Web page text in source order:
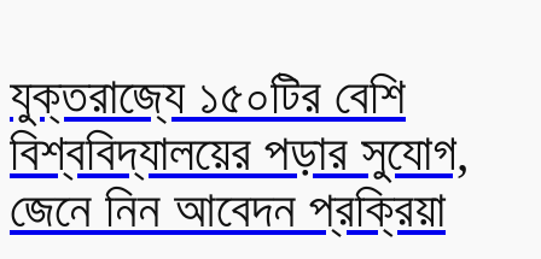
যুক্তরাজ্যে ১৫০টির বেশি
বিশ্ববিদ্যালয়ের পড়ার সুযোগ,
জেনে নিন আবেদন প্রক্রিয়া